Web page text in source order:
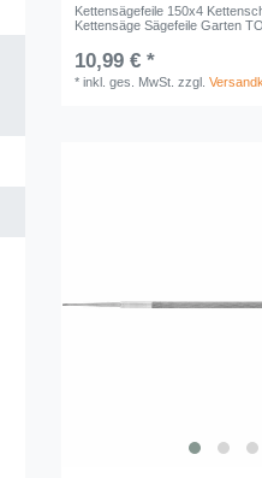
Kettensägefeile 150x4
Kettensäge Sägefeile Garten
10,99 € *
*inkl. ges. MwSt. zzgl.